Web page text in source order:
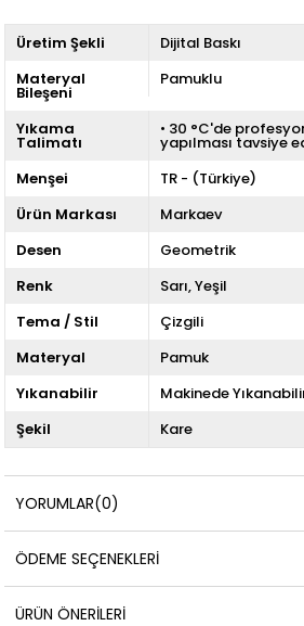
Üretim Şekli
Dijital Baskı
Materyal
Bileşeni
Pamuklu
Yıkama
Talimatı
• 30 °C'de
yapılması tavsiye
Menşei
TR - (Türkiye)
Ürün Markası
Markaev
Desen
Geometrik
Renk
Sarı Yeşil
Tema / Stil
Çizgili
Materyal
Pamuk
Yıkanabilir
Makinede
Şekil
Kare
YORUMLAR(0)
ÖDEME SEÇENEKLERI
ÜRÜN ÖNERILERI